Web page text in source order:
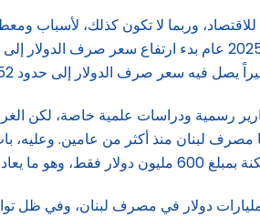
وربما لا تكون كذلك، لأسباب
رسمية ودراسات علمية خاصة، لكن
مصرف لبنان منذ أكثر من عامين.
السوق كاملة.
هزالة رقم الـ 600 مليون دولار نسبيا، ووجود احتياط دولاري يزيد